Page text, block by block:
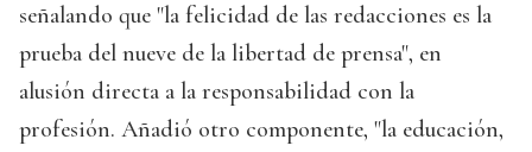
señalando que "la felicidad de las redacciones es la
prueba del nueve de la libertad de prensa", en
alusión directa a la responsabilidad con la
profesión. Añadió otro componente, "la educación,